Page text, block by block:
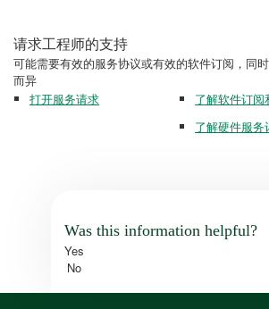
请求工程师的支持
可能需要有效的服务协议或有效的软件订阅，同
而异
打开服务请求
了解软件订阅
了解硬件服务
Was this information helpful?
Yes
No